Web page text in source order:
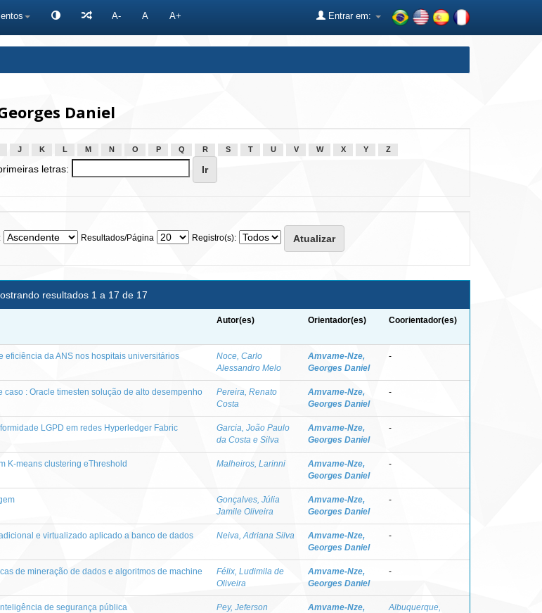
A- A A+ Entrar em:
Daniel
J K L M N O P Q R S T U V W X Y Z
letras:
Resultados/Página Registro(s):
resultados 1 a 17 de 17
Autor(es) Orientador(es) Coorientador(es)
da ANS nos hospitais universitários
Noce, Carlo
Alessandro Melo
Amvame-Nze,
Georges Daniel
-
: Oracle timesten solução de alto desempenho
Pereira, Renato
Costa
Amvame-Nze,
Georges Daniel
-
LGPD em redes Hyperledger Fabric
Garcia, João Paulo
da Costa e Silva
Amvame-Nze,
Georges Daniel
-
K-means clustering eThreshold Malheiros, Larinni
Amvame-Nze,
Georges Daniel
-
Gonçalves, Júlia
Jamile Oliveira
Amvame-Nze,
Georges Daniel
-
e virtualizado aplicado a banco de dados
Neiva, Adriana Silva
Amvame-Nze,
Georges Daniel
-
de mineração de dados e algoritmos de machine
Félix, Ludimila de
Oliveira
Amvame-Nze,
Georges Daniel
-
de segurança pública
Pey, Jeferson
Amvame-Nze,
Albuquerque,